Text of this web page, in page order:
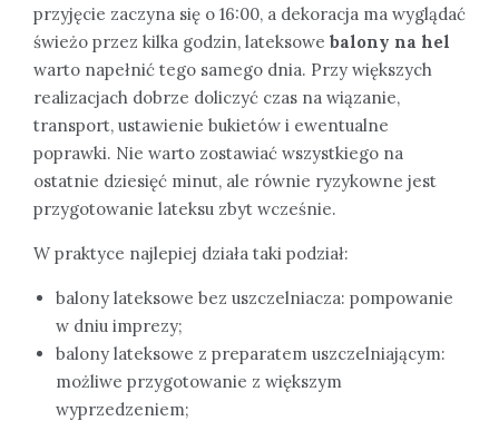
przyjęcie zaczyna się o 16:00, a dekoracja ma wyglądać
świeżo przez kilka godzin, lateksowe balony na hel
warto napełnić tego samego dnia. Przy większych
realizacjach dobrze doliczyć czas na wiązanie,
transport, ustawienie bukietów i ewentualne
poprawki. Nie warto zostawiać wszystkiego na
ostatnie dziesięć minut, ale równie ryzykowne jest
przygotowanie lateksu zbyt wcześnie.
W praktyce najlepiej działa taki podział:
balony lateksowe bez uszczelniacza: pompowanie
w dniu imprezy;
balony lateksowe z preparatem uszczelniającym:
możliwe przygotowanie z większym
wyprzedzeniem;